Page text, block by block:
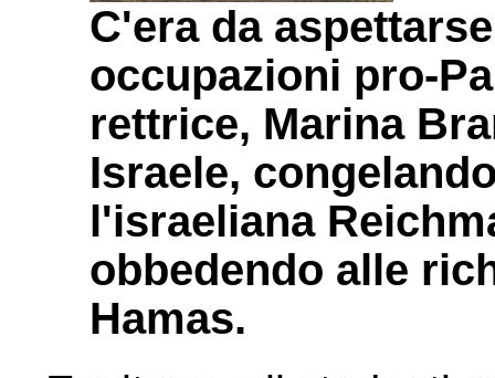
C'era da
occupazioni pro-
rettrice, Marina
Israele,
l'israeliana
obbedendo alle
Hamas.